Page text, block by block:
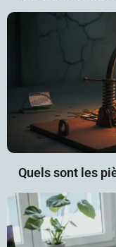
Quels sont les